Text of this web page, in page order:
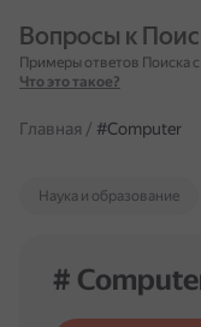
Вопросы к
Примеры ответов Поиска
Что это такое?
Главная / #Computer
Наука и образование
#